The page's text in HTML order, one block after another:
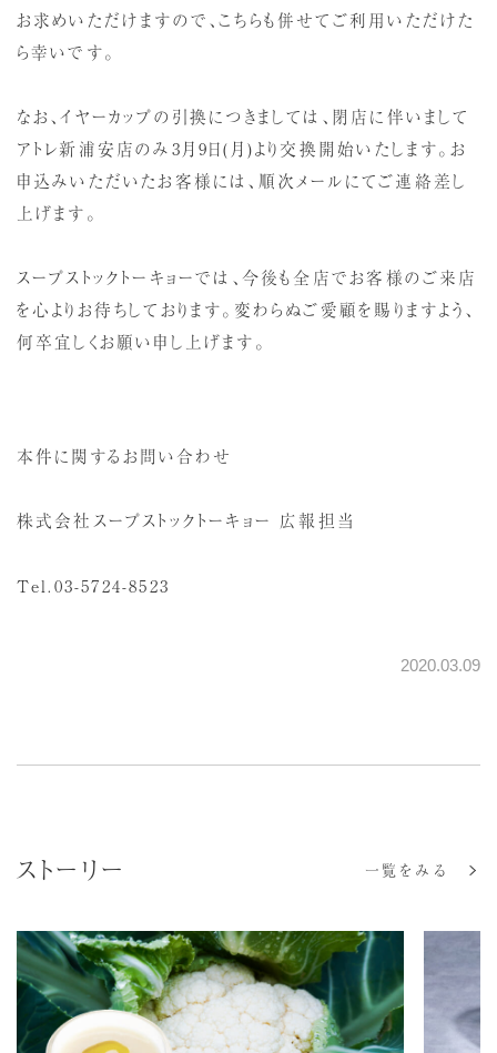
お求めいただけますので、こちらも併せてご利用いただけた
ら幸いです。
なお、イヤーカップの引換につきましては、閉店に伴いまして
アトレ新浦安店のみ3月9日(月)より交換開始いたします。お
申込みいただいたお客様には、順次メールにてご連絡差し
上げます。
スープストックトーキョーでは、今後も全店でお客様のご来店
を心よりお待ちしております。変わらぬご愛顧を賜りますよう、
何卒宜しくお願い申し上げます。
本件に関するお問い合わせ
株式会社スープストックトーキョー 広報担当
Tel.03-5724-8523
2020.03.09
ストーリー 一覧をみる